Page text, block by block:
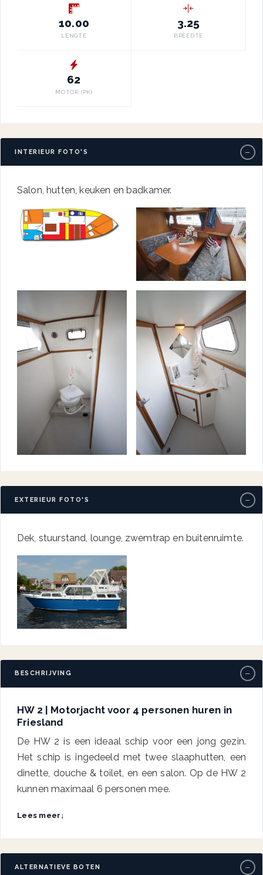
10.00
LENGTE
3.25
BREEDTE
62
MOTOR (PK)
INTERIEUR FOTO'S −
Salon, hutten, keuken en badkamer.
EXTERIEUR FOTO'S −
Dek, stuurstand, lounge, zwemtrap en buitenruimte.
BESCHRIJVING −
HW 2 | Motorjacht voor 4 personen huren in
Friesland
De HW 2 is een ideaal schip voor een jong gezin.
Het schip is ingedeeld met twee slaaphutten, een
dinette, douche & toilet, en een salon. Op de HW 2
kunnen maximaal 6 personen mee.
Lees meer↓
ALTERNATIEVE BOTEN −